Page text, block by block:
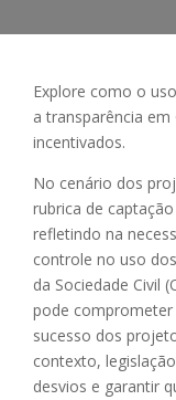
Explore como o
a transparência
incentivados.
No cenário dos
rubrica de
refletindo na
controle no uso
da Sociedade Civil
pode comprometer
sucesso dos
contexto,
desvios e garantir